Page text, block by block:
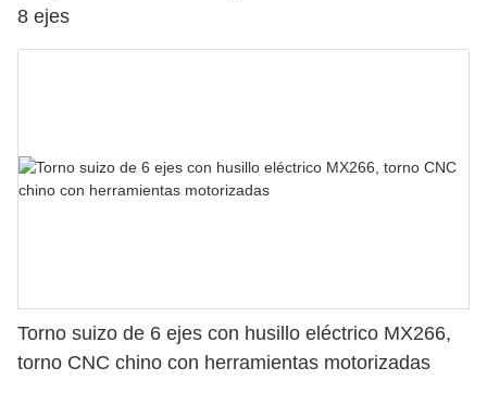
8 ejes
Torno suizo de 6 ejes con husillo eléctrico MX266,
torno CNC chino con herramientas motorizadas